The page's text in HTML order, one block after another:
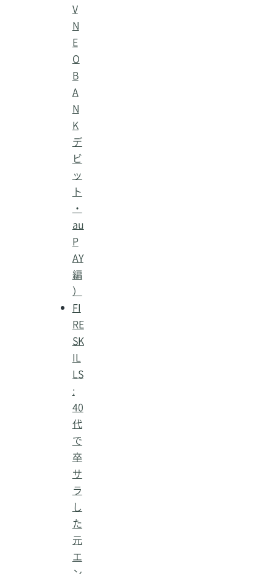
V
N
E
O
B
A
N
K
デ
ビ
ッ
ト
・
au
P
AY
編
）
FI
RE
SK
IL
LS
:
40
代
で
卒
サ
ラ
し
た
元
エ